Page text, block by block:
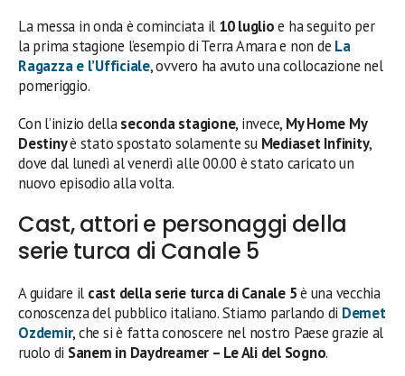
La messa in onda è cominciata il 10 luglioe ha seguito per
la prima stagione l’esempio di Terra Amara e non de La
Ragazza e l’Ufficiale, ovvero ha avuto una collocazione nel
pomeriggio.
Con l’inizio dellaseconda stagione, invece, My Home My
Destinyè stato spostato solamente su Mediaset Infinity,
dove dal lunedì al venerdì alle 00.00 è stato caricato un
nuovo episodio alla volta.
Cast, attori e personaggi della
serie turca di Canale 5
A guidare il cast della serie turca di Canale 5è una vecchia
conoscenza del pubblico italiano. Stiamo parlando di Demet
Ozdemir, che si è fatta conoscere nel nostro Paese grazie al
ruolo di Sanem in Daydreamer – Le Ali del Sogno.